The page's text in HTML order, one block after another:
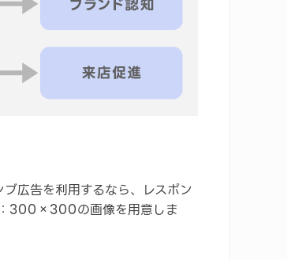
広告を利用するなら、レスポン
：300×300の画像を用意しま